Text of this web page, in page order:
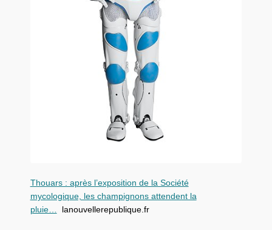
Thouars : après l’exposition de la Société
mycologique, les champignons attendent la
pluie…
lanouvellerepublique.fr